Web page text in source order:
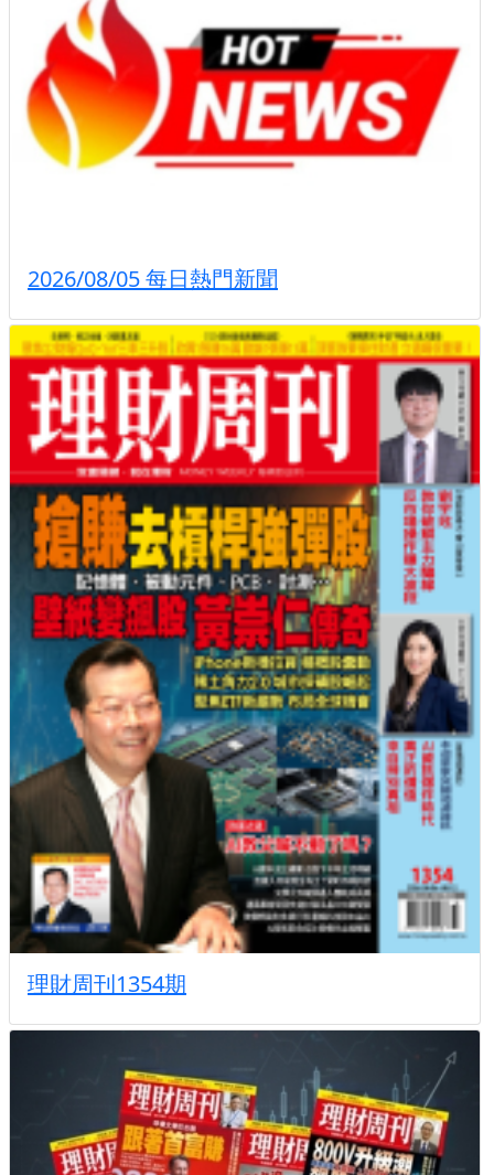
2026/08/05 每日熱門新聞
理財周刊1354期